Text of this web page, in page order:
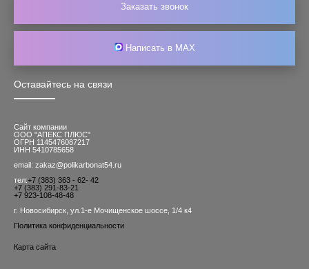
Оставайтесь на связи
Сайт компании
ООО "АПЕКС ПЛЮС"
ОГРН 1145476087217
ИНН 5410785658
email: zakaz@polikarbonat54.ru
тел:+7 (383) 363 - 62- 42
+7 (383) 291-83-21
+7 923-108-48-48
г. Новосибирск, ул.1-е Мочищенское шоссе, 1/4 к4
Политика конфиденциальности
Карта сайта
Заказать звонок
Написать в MAX